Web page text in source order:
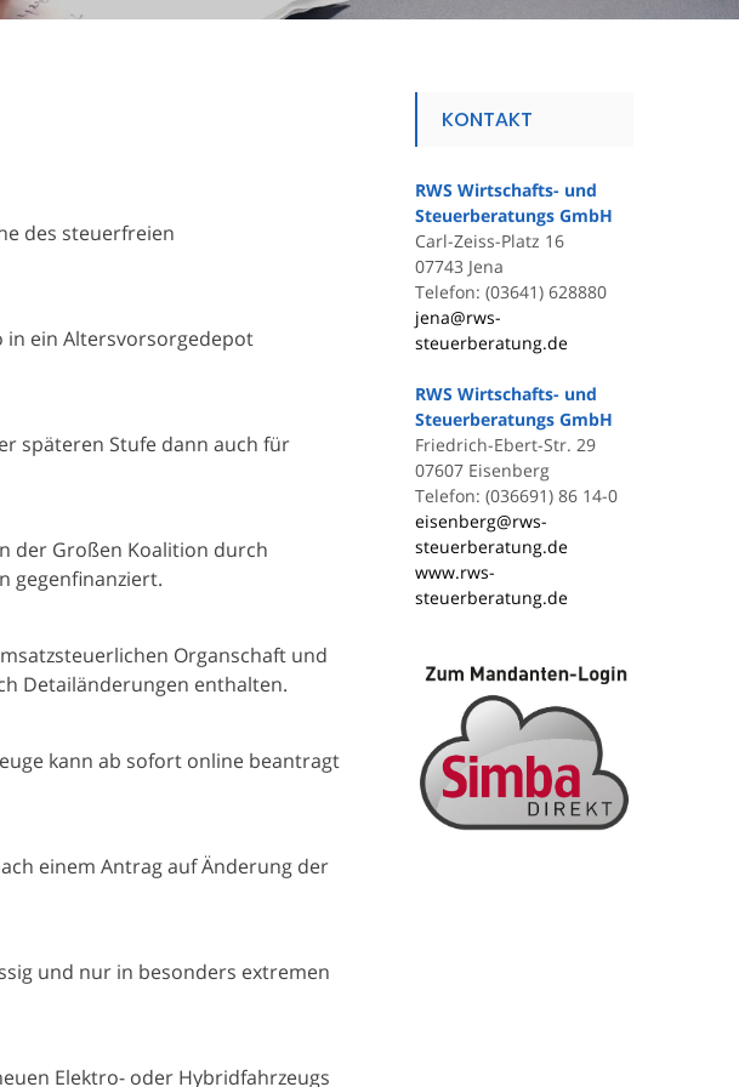
des steuerfreien
in ein Altersvorsorgedepot
späteren Stufe dann auch für
der Großen Koalition durch
gegenfinanziert.
Organschaft und
Detailänderungen enthalten.
kann ab sofort online beantragt
einem Antrag auf Änderung der
und nur in besonders extremen
Elektro- oder Hybridfahrzeugs
KONTAKT
RWS Wirtschafts- und
Steuerberatungs GmbH
Carl-Zeiss-Platz 16
07743 Jena
Telefon: (03641) 628880
jena@rws-
steuerberatung.de
RWS Wirtschafts- und
Steuerberatungs GmbH
Friedrich-Ebert-Str. 29
07607 Eisenberg
Telefon: (036691) 86 14-0
eisenberg@rws-
steuerberatung.de
www.rws-
steuerberatung.de